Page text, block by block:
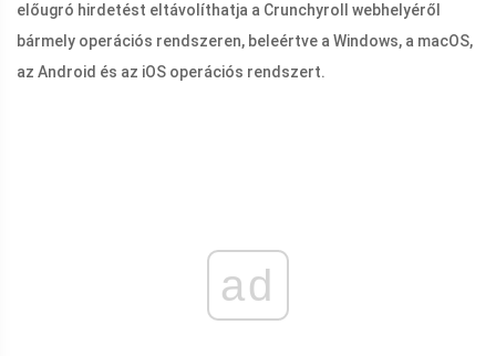
előugró hirdetést eltávolíthatja a Crunchyroll webhelyéről
bármely operációs rendszeren, beleértve a Windows, a macOS,
az Android és az iOS operációs rendszert.
ad